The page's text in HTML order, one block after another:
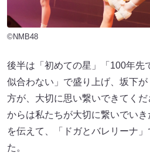
©NMB48
後半は「初めての星」「100年
似合わない」で盛り上げ、坂下
方が、大切に思い繋いできてく
からは私たちが大切に繋いでい
を伝えて、「ドガとバレリーナ
た。